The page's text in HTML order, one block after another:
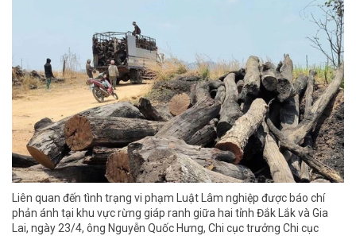
Liên quan đến tình trạng vi phạm Luật Lâm nghiệp được báo chí
phản ánh tại khu vực rừng giáp ranh giữa hai tỉnh Đắk Lắk và Gia
Lai, ngày 23/4, ông Nguyễn Quốc Hưng, Chi cục trưởng Chi cục